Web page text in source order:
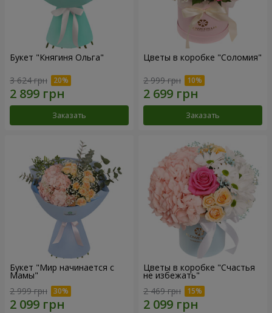
Букет "Княгиня Ольга"
3 624 грн
Заказать
Цветы в коробке "Соломия"
2 999 грн
Заказать
Букет "Мир начинается с
Мамы"
2 999 грн
Цветы в коробке "Счастья
не избежать"
2 469 грн